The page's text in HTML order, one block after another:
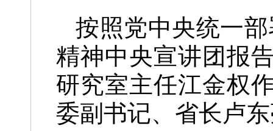
按照党中央统一
精神中央宣讲团报
研究室主任江金权
委副书记、省长卢